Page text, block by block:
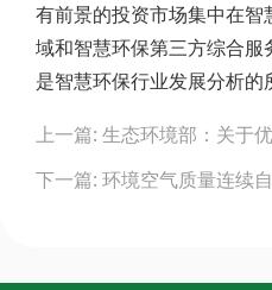
有前景的投资市场集中在
域和智慧环保第三方综合
是智慧环保行业发展分析的
navigation